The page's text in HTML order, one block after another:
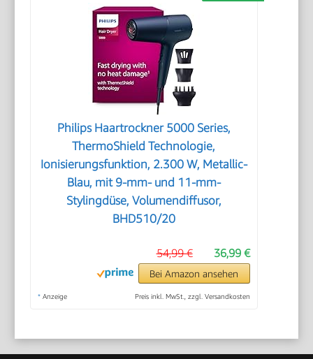
Philips Haartrockner 5000 Series,
ThermoShield Technologie,
Ionisierungsfunktion, 2.300 W, Metallic-
Blau, mit 9-mm- und 11-mm-
Stylingdüse, Volumendiffusor,
BHD510/20
36,99 €
54,99 €
Bei Amazon ansehen
* Anzeige Preis inkl. MwSt., zzgl. Versandkosten